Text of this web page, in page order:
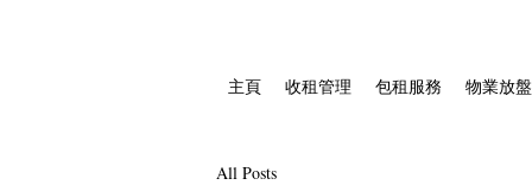
主頁 收租管理 包租服務 物業放盤
All Posts